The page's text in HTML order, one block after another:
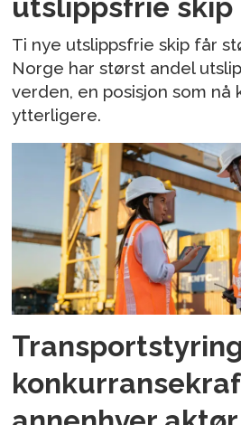
Ti nye utslippsfrie skip får
Norge har størst andel
verden, en posisjon som nå
ytterligere.